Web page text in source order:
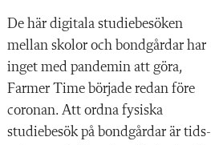
De här digitala studiebesöken
mellan skolor och bondgårdar har
inget med pandemin att göra,
Farmer Time började redan före
coronan. Att ordna fysiska
studiebesök på bondgårdar är tids-